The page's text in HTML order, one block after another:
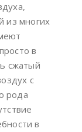
из многих
в
сжатый
с
рода
в